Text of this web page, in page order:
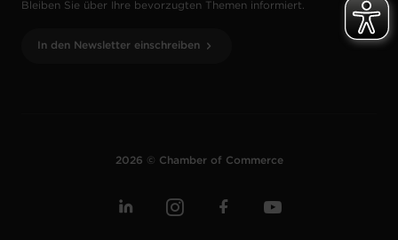
Bleiben Sie über Ihre bevorzugten Themen informiert.
In den Newsletter einschreiben
2026 © Chamber of Commerce